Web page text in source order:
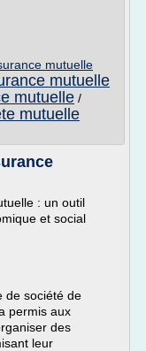
mutuelle
mutuelle
mutuelle /
mutuelle
: un outil
et social
de société de
permis aux
des
leur